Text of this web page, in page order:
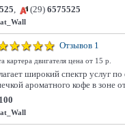
, (29) 6575525
Отзывов 1
картера двигателя цена от 15 р.
широкий спектр услуг
ароматного кофе в зоне